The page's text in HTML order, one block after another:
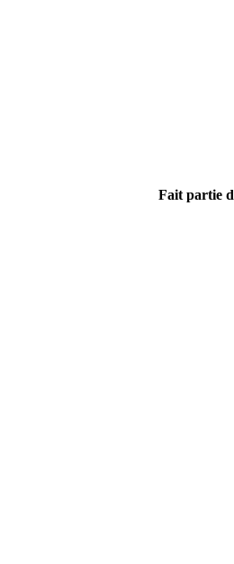
Fait partie